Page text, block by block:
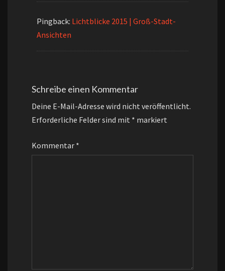
Pingback: Lichtblicke 2015 | Groß-Stadt-
Ansichten
Schreibe einen Kommentar
Deine E-Mail-Adresse wird nicht veröffentlicht.
Erforderliche Felder sind mit * markiert
Kommentar *